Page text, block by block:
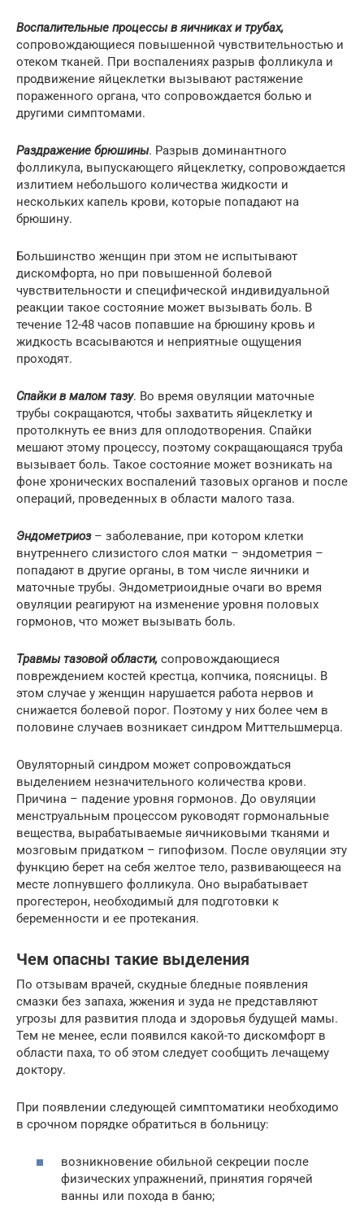
Воспалительные процессы в яичниках и трубах,
сопровождающиеся повышенной чувствительностью и
отеком тканей. При воспалениях разрыв фолликула и
продвижение яйцеклетки вызывают растяжение
пораженного органа, что сопровождается болью и
другими симптомами.
Раздражение брюшины. Разрыв доминантного
фолликула, выпускающего яйцеклетку, сопровождается
излитием небольшого количества жидкости и
нескольких капель крови, которые попадают на
брюшину.
Большинство женщин при этом не испытывают
дискомфорта, но при повышенной болевой
чувствительности и специфической индивидуальной
реакции такое состояние может вызывать боль. В
течение 12-48 часов попавшие на брюшину кровь и
жидкость всасываются и неприятные ощущения
проходят.
Спайки в малом тазу. Во время овуляции маточные
трубы сокращаются, чтобы захватить яйцеклетку и
протолкнуть ее вниз для оплодотворения. Спайки
мешают этому процессу, поэтому сокращающаяся труба
вызывает боль. Такое состояние может возникать на
фоне хронических воспалений тазовых органов и после
операций, проведенных в области малого таза.
Эндометриоз – заболевание, при котором клетки
внутреннего слизистого слоя матки – эндометрия –
попадают в другие органы, в том числе яичники и
маточные трубы. Эндометриоидные очаги во время
овуляции реагируют на изменение уровня половых
гормонов, что может вызывать боль.
Травмы тазовой области, сопровождающиеся
повреждением костей крестца, копчика, поясницы. В
этом случае у женщин нарушается работа нервов и
снижается болевой порог. Поэтому у них более чем в
половине случаев возникает синдром Миттельшмерца.
Овуляторный синдром может сопровождаться
выделением незначительного количества крови.
Причина – падение уровня гормонов. До овуляции
менструальным процессом руководят гормональные
вещества, вырабатываемые яичниковыми тканями и
мозговым придатком – гипофизом. После овуляции эту
функцию берет на себя желтое тело, развивающееся на
месте лопнувшего фолликула. Оно вырабатывает
прогестерон, необходимый для подготовки к
беременности и ее протекания.
Чем опасны такие выделения
По отзывам врачей, скудные бледные появления
смазки без запаха, жжения и зуда не представляют
угрозы для развития плода и здоровья будущей мамы.
Тем не менее, если появился какой-то дискомфорт в
области паха, то об этом следует сообщить лечащему
доктору.
При появлении следующей симптоматики необходимо
в срочном порядке обратиться в больницу:
возникновение обильной секреции после
физических упражнений, принятия горячей
ванны или похода в баню;